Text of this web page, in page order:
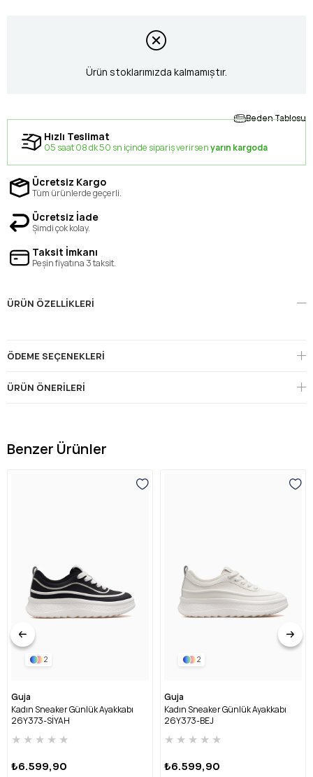
Ürün stoklarımızda kalmamıştır.
Beden Tablosu
Hızlı Teslimat
05 saat 08 dk 49 sn içinde sipariş verirsenyarın kargoda
Ücretsiz Kargo
Tüm ürünlerde geçerli.
Ücretsiz İade
Şimdi çok kolay.
Taksit İmkanı
Peşin fiyatına 3 taksit.
ÜRÜN ÖZELLIKLERI
ÖDEME SEÇENEKLERI
ÜRÜN ÖNERILERI
Benzer Ürünler
2
Guja
Kadın Sneaker Günlük Ayakkabı
26Y373-SİYAH
★ ★ ★ ★ ★
₺6.599,90
2
Guja
Kadın Sneaker Günlük Ayakkabı
26Y373-BEJ
★ ★ ★ ★ ★
₺6.599,90